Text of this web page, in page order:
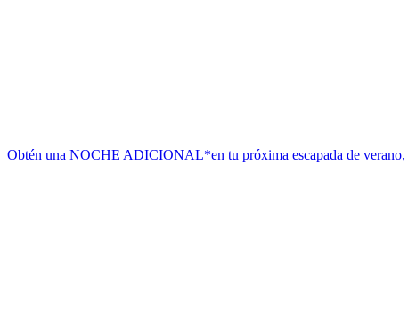
Obtén una NOCHE ADICIONAL*en tu próxima escapada de verano,